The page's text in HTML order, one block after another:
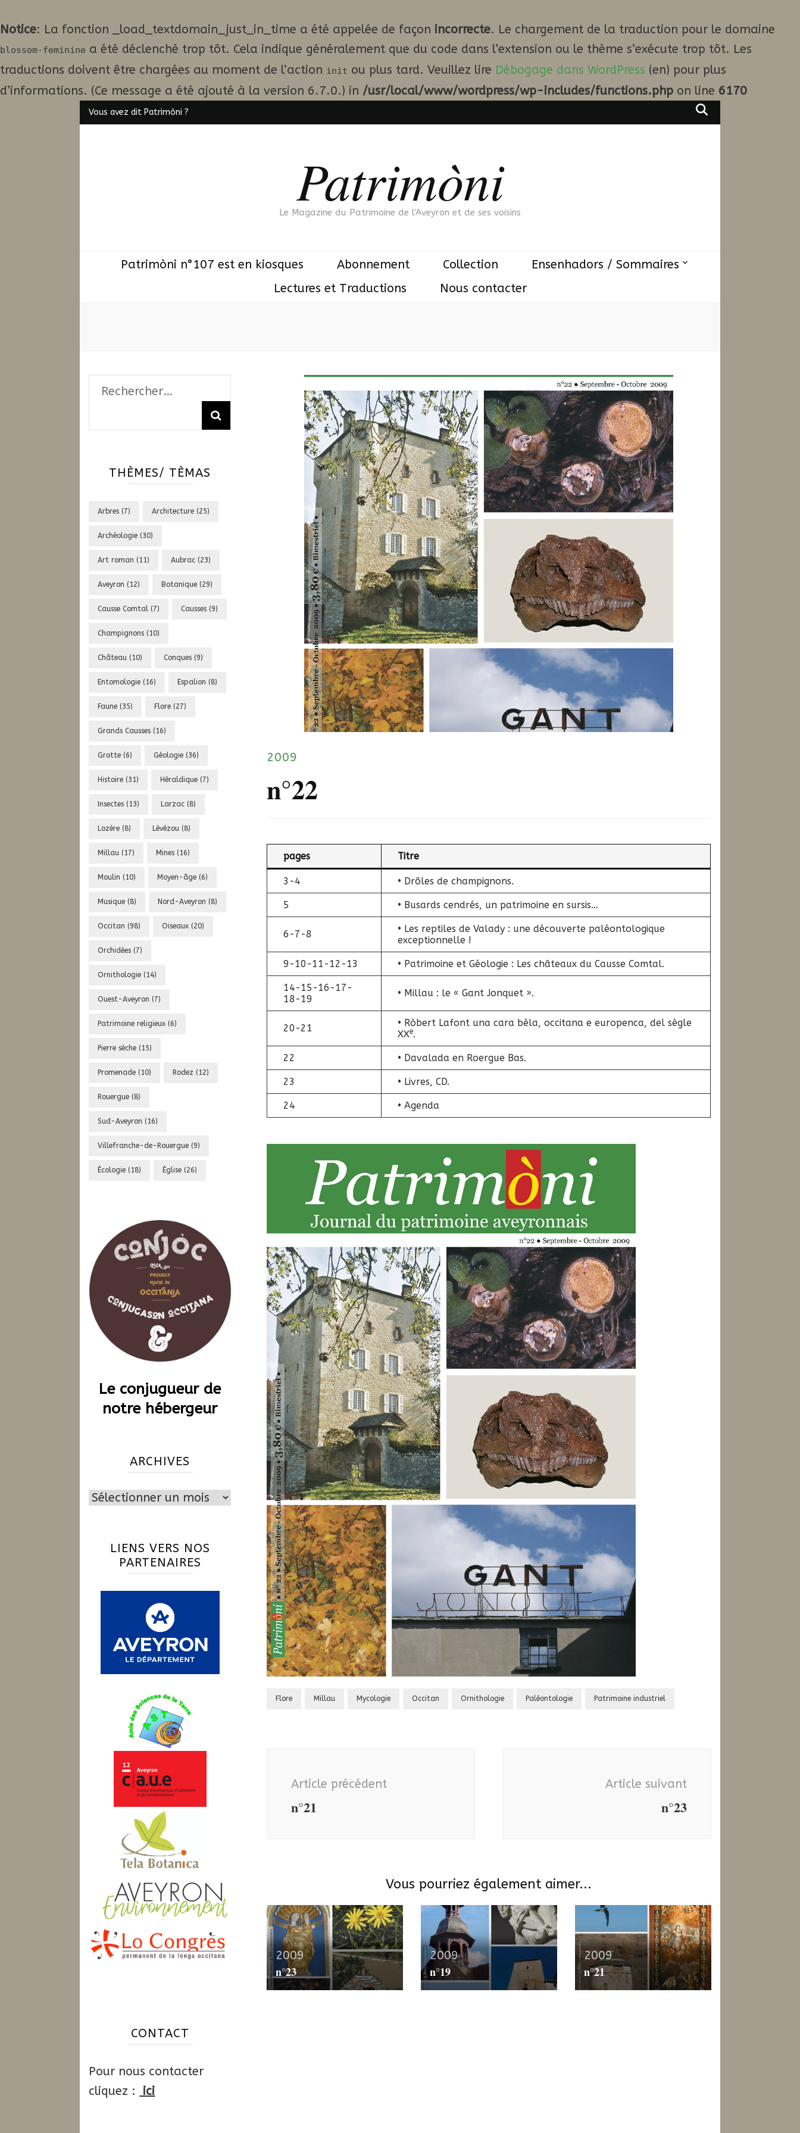
Notice: La fonction _load_textdomain_just_in_time a été appelée de façon incorrecte. Le chargement de la traduction pour le domaine
blossom-feminine a été déclenché trop tôt. Cela indique généralement que du code dans l’extension ou le thème s’exécute trop tôt. Les
traductions doivent être chargées au moment de l’action init ou plus tard. Veuillez lire Débogage dans WordPress (en) pour plus
d’informations. (Ce message a été ajouté à la version 6.7.0.) in /usr/local/www/wordpress/wp-includes/functions.php on line 6170
Vous avez dit Patrimòni ?
Patrimòni
Le Magazine du Patrimoine de l'Aveyron et de ses voisins
Patrimòni n°107 est en kiosques Abonnement Collection
Ensenhadors / Sommaires
Lectures et Traductions
Nous contacter
2009
n°22
pages Titre
3-4 • Drôles de champignons.
5 • Busards cendrés, un patrimoine en sursis…
6-7-8
• Les reptiles de Valady : une découverte paléontologique
exceptionnelle !
9-10-11-12-13 • Patrimoine et Géologie : Les châteaux du Causse Comtal.
14-15-16-17-
18-19
• Millau : le « Gant Jonquet ».
20-21
• Ròbert Lafont una cara bèla, occitana e europenca, del sègle
XXe.
22 • Davalada en Roergue Bas.
23 • Livres, CD.
24 • Agenda
Flore Millau Mycologie Occitan Ornithologie Paléontologie Patrimoine industriel
d'article
Article précédent
n°21
Article suivant
n°23
Vous pourriez également aimer...
2009
n°23
2009
n°19
2009
n°21
Rechercher :
THÈMES/ TÈMAS
Arbres (7) Architecture (25)
Archéologie (30)
Art roman (11) Aubrac (23)
Aveyron (12) Botanique (29)
Causse Comtal (7) Causses (9)
Champignons (10)
Château (10) Conques (9)
Entomologie (16) Espalion (8)
Faune (35) Flore (27)
Grands Causses (16)
Grotte (6) Géologie (36)
Histoire (31) Héraldique (7)
Insectes (13) Larzac (8)
Lozère (8) Lévézou (8)
Millau (17) Mines (16)
Moulin (10) Moyen-âge (6)
Musique (8) Nord-Aveyron (8)
Occitan (98) Oiseaux (20)
Orchidées (7)
Ornithologie (14)
Ouest-Aveyron (7)
Patrimoine religieux (6)
Pierre sèche (15)
Promenade (10) Rodez (12)
Rouergue (8)
Sud-Aveyron (16)
Villefranche-de-Rouergue (9)
Écologie (18) Église (26)
Le conjugueur de
notre hébergeur
ARCHIVES
Archives
LIENS VERS NOS
PARTENAIRES
CONTACT
Pour nous contacter
cliquez :
ici